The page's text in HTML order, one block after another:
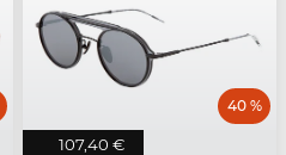
107,40 €
40 %